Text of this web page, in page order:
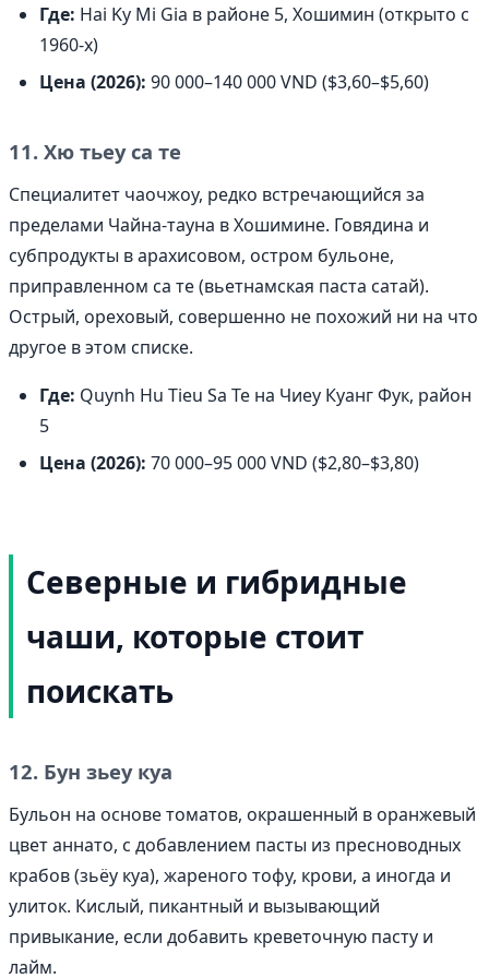
Где: Hai Ky Mi Gia в районе 5, Хошимин (открыто с
1960-х)
Цена (2026): 90 000–140 000 VND ($3,60–$5,60)
11. Хю тьеу са те
Специалитет чаочжоу, редко встречающийся за
пределами Чайна-тауна в Хошимине. Говядина и
субпродукты в арахисовом, остром бульоне,
приправленном са те (вьетнамская паста сатай).
Острый, ореховый, совершенно не похожий ни на что
другое в этом списке.
Где: Quynh Hu Tieu Sa Te на Чиеу Куанг Фук, район
5
Цена (2026): 70 000–95 000 VND ($2,80–$3,80)
Северные и гибридные
чаши, которые стоит
поискать
12. Бун зьеу куа
Бульон на основе томатов, окрашенный в оранжевый
цвет аннато, с добавлением пасты из пресноводных
крабов (зьёу куа), жареного тофу, крови, а иногда и
улиток. Кислый, пикантный и вызывающий
привыкание, если добавить креветочную пасту и
лайм.